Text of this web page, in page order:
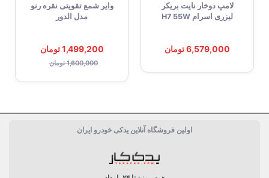
فاصله بین الکترود 1.05 میلی متر
آبکاری شده با نیکل, استفاده از
پیشرفته, ضد خورندگی , چینی
مقره‌ای (محافظت از تخلیه
لامپ دوخار نایت بریکر
لیزری اسرام H7 55W
6,579,000 تومان
وایر شمع تقویتی نقره رنو
مدل الدور
1,499,200 تومان
1,600,000 تومان
اولین فروشگاه آنلاین یدکی خودرو ایران